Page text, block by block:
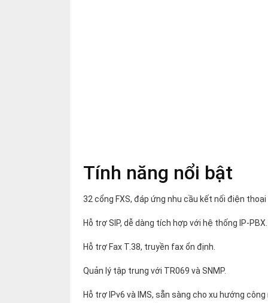
Tính năng nổi bật
32 cổng FXS, đáp ứng nhu cầu kết nối điện thoại
Hỗ trợ SIP, dễ dàng tích hợp với hệ thống IP-PBX.
Hỗ trợ Fax T.38, truyền fax ổn định.
Quản lý tập trung với TR069 và SNMP.
Hỗ trợ IPv6 và IMS, sẵn sàng cho xu hướng công